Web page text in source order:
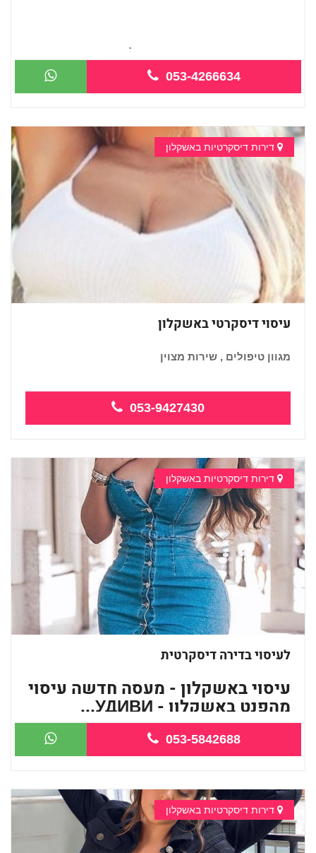
ספא מיוחד מקצועי ומפנק באשקלון
053-4266634
דירות דיסקרטיות באשקלון
עיסוי דיסקרטי באשקלון
מגוון טיפולים , שירות מצוין
053-9427430
דירות דיסקרטיות באשקלון
לעיסוי בדירה דיסקרטית
עיסוי באשקלון - מעסה חדשה עיסוי
מהפנט באשקלון - УДИВИ...
053-5842688
דירות דיסקרטיות באשקלון